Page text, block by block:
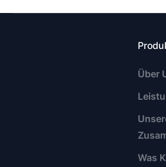
Über
Was